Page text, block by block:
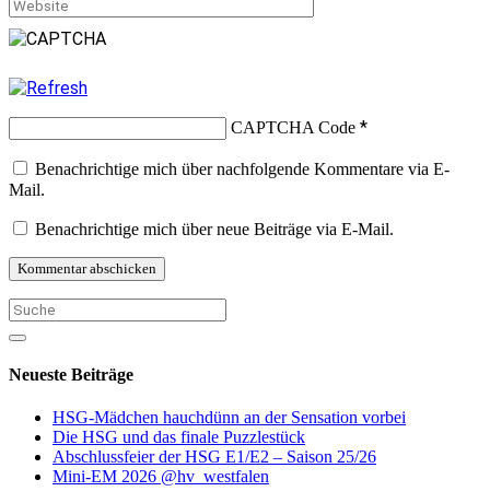
CAPTCHA Code *
Benachrichtige mich über nachfolgende Kommentare via E-
Mail.
Benachrichtige mich über neue Beiträge via E-Mail.
Neueste Beiträge
HSG-Mädchen hauchdünn an der Sensation vorbei
Die HSG und das finale Puzzlestück
Abschlussfeier der HSG E1/E2 – Saison 25/26
Mini-EM 2026 @hv_westfalen